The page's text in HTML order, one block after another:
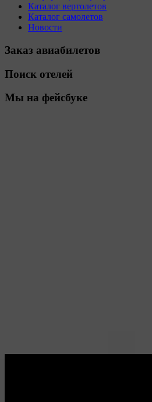
Каталог вертолетов
Каталог самолетов
Новости
Заказ авиабилетов
Поиск отелей
Мы на фейсбуке